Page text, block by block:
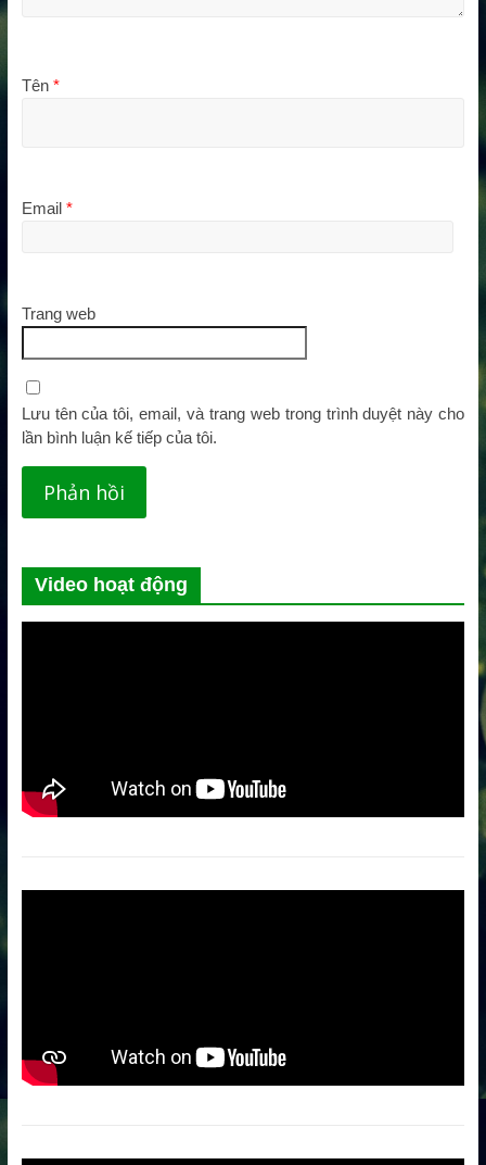
Tên *
Email *
Trang web
Lưu tên của tôi, email, và trang web trong trình duyệt này cho
lần bình luận kế tiếp của tôi.
Video hoạt động